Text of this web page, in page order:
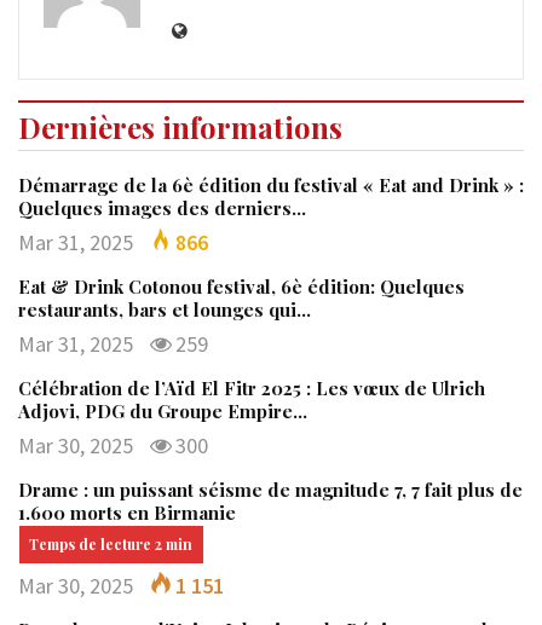
Dernières informations
Démarrage de la 6è édition du festival « Eat and Drink » :
Quelques images des derniers…
Mar 31, 2025 866
Eat & Drink Cotonou festival, 6è édition: Quelques
restaurants, bars et lounges qui…
Mar 31, 2025 259
Célébration de l’Aïd El Fitr 2025 : Les vœux de Ulrich
Adjovi, PDG du Groupe Empire…
Mar 30, 2025 300
Drame : un puissant séisme de magnitude 7, 7 fait plus de
1.600 morts en Birmanie
Mar 30, 2025 1 151